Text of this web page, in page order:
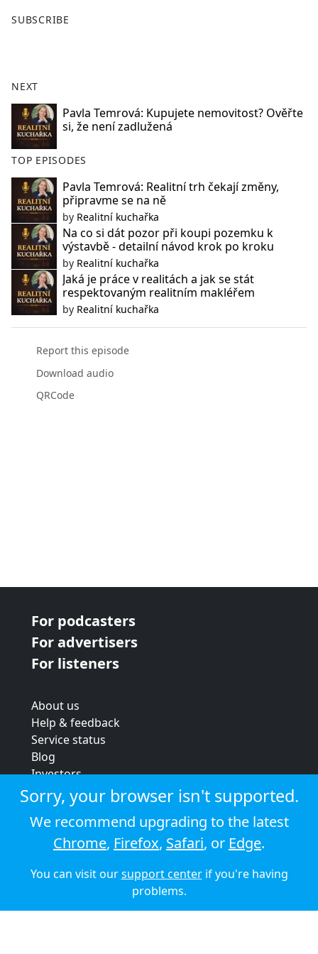
a
o
k
SUBSCRIBE
NEXT
Pavla Temrová: Kupujete nemovitost? Ověřte
si, že není zadlužená
TOP EPISODES
Pavla Temrová: Realitní trh čekají změny,
připravme se na ně
by Realitní kuchařka
Na co si dát pozor při koupi pozemku k
výstavbě - detailní návod krok po kroku
by Realitní kuchařka
Jaká je práce v realitách a jak se stát
respektovaným realitním makléřem
by Realitní kuchařka
Report this episode
Download audio
QRCode
For podcasters
For advertisers
For listeners
About us
Help & feedback
Service status
Blog
Investors
Strategic review
Terms & conditions
Privacy policy
Cookie policy
© 2026 Audioboom
Sorry, your browser isn't supported.
We recommend upgrading to the latest
Chrome, Firefox, Safari, or Edge.
You can visit oursupport centerif you're having
problems.